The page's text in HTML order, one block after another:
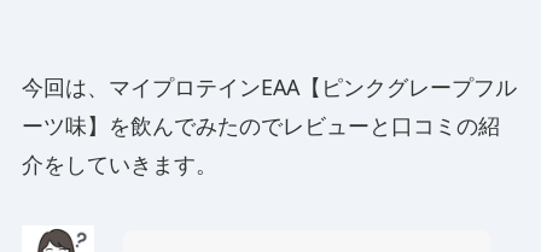
今回は、マイプロテインEAA【ピンクグレープフル
ーツ味】を飲んでみたのでレビューと口コミの紹
介をしていきます。